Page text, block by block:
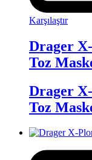
Karşılaştır
Drager
Toz
Drager
Toz